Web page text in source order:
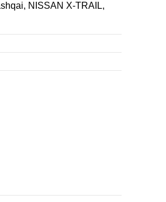
NISSAN X-TRAIL,